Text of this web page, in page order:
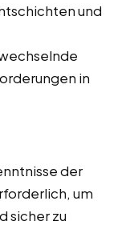
und
in
der
um
sicher zu